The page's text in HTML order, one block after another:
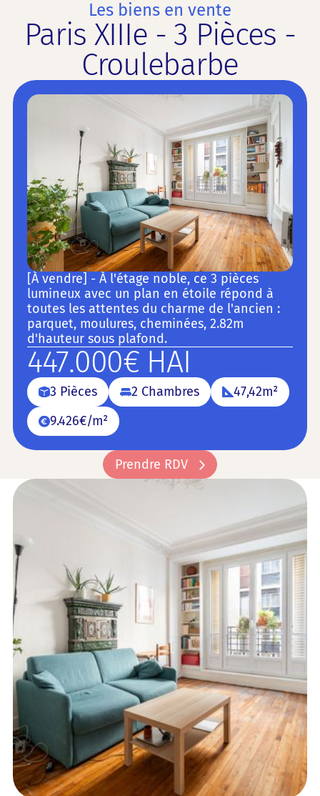
Les biens en vente
Paris XIIIe - 3 Pièces -
Croulebarbe
[À vendre] - À l'étage noble, ce 3 pièces
lumineux avec un plan en étoile répond à
toutes les attentes du charme de l'ancien :
parquet, moulures, cheminées, 2.82m
d'hauteur sous plafond.
447.000€ HAI
3 Pièces 2 Chambres
47,42m²
9.426€/m²
Prendre RDV
Prendre RDV